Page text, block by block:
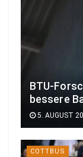
BTU-
bessere
5. AUGUST
COTTBUS